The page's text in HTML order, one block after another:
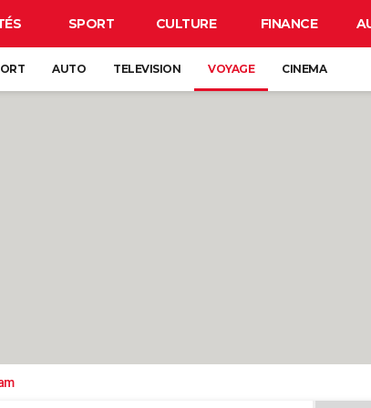
SPORT CULTURE FINANCE
AUTO TELEVISION VOYAGE CINEMA